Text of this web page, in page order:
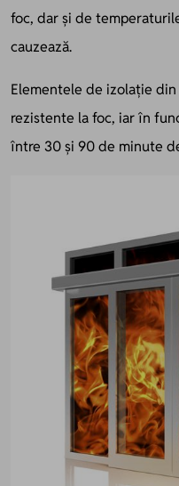
foc, dar și de
cauzează.
Elementele de izolație
rezistente la foc, iar în
între 30 și 90 de minute